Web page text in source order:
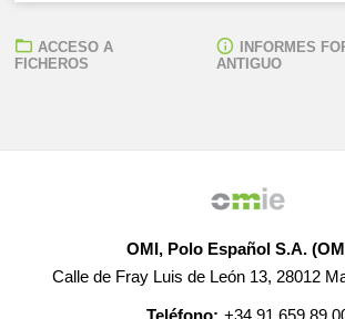
ACCESO A
FICHEROS
INFORMES
ANTIGUO
OMI, Polo Español S.A.
Calle de Fray Luis de León 13, 28012
Teléfono: +34 91 659 89